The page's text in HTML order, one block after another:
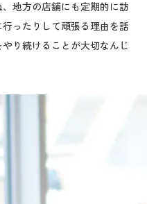
地方の店舗にも定期的に訪
ったりして頑張る理由を話
り続けることが大切なんじ